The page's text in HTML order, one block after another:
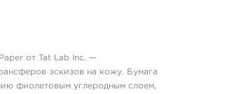
от Tat Lab Inc. —
эскизов на кожу. Бумага
фиолетовым углеродным слоем,